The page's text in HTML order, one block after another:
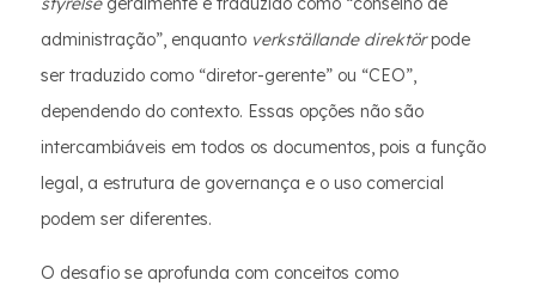
administração”, enquanto verkställande direktörpode
ser traduzido como “diretor-gerente” ou “CEO”,
dependendo do contexto. Essas opções não são
intercambiáveis ​​em todos os documentos, pois a função
legal, a estrutura de governança e o uso comercial
podem ser diferentes.
O desafio se aprofunda com conceitos como